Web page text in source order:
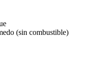
(sin combustible)